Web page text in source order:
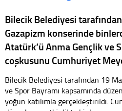
Bilecik Belediyesi
Gazapizm konserinde
Atatürk’ü Anma Gençlik ve
coşkusunu Cumhuriyet
Bilecik Belediyesi tarafından 19
ve Spor Bayramı kapsamında
yoğun katılımla gerçekleştirildi.